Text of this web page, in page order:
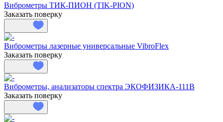
Виброметры ТИК-ПИОН (TIK-PION)
Заказать поверку
Виброметры лазерные универсальные VibroFlex
Заказать поверку
Виброметры, анализаторы спектра ЭКОФИЗИКА-111В
Заказать поверку